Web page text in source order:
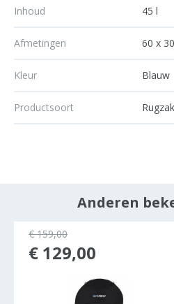
Inhoud 45 l
Afmetingen 60 x
Kleur Blauw
Productsoort Rugzak
Anderen
€ 159,00
€ 129,00